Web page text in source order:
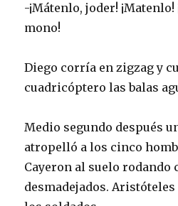
-¡Mátenlo, joder! ¡Matenlo!
mono!
Diego corría en zigzag y
cuadricóptero las balas
Medio segundo después
atropelló a los cinco
Cayeron al suelo rodando
desmadejados.